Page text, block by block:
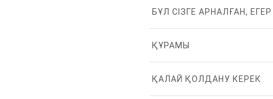
БҰЛ СІЗГЕ АРНАЛҒАН, ЕГЕР
ҚҰРАМЫ
ҚАЛАЙ ҚОЛДАНУ КЕРЕК